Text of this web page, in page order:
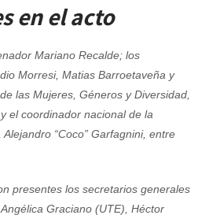
en el acto
Mariano Recalde; los
Morresi, Matias Barroetaveña y
las Mujeres, Géneros y Diversidad,
el coordinador nacional de la
“Coco” Garfagnini, entre
presentes los secretarios generales
Graciano (UTE), Héctor